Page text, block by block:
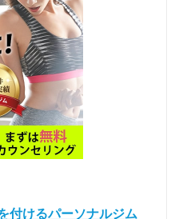
付けるパーソナルジム